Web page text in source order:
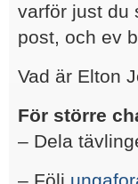
varför just du
post, och ev
Vad är Elton
För större
– Dela